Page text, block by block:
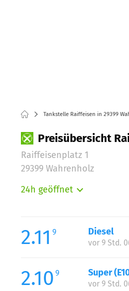
Tankstelle Raiffeisen in 29399
Preisübersicht
Raiffeisenplatz 1
29399 Wahrenholz
24h geöffnet
Mittwoch:
Donnerstag:
Samstag:
Sonntag:
2.11 9 Diesel
vor 9 Std.
2.10 9 Super
vor 9 Std.